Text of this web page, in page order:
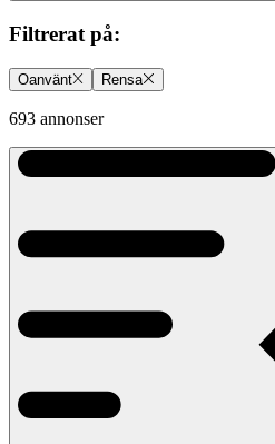
Filtrerat på:
Oanvänt Rensa
693 annonser